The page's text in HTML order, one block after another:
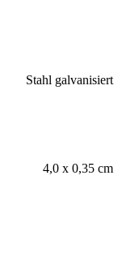
Stahl galvanisiert
4,0 x 0,35 cm